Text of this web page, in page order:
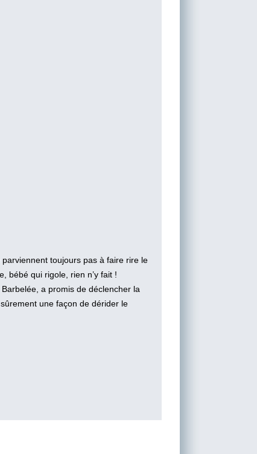
toujours pas à faire rire le
bébé qui rigole, rien n’y fait !
a promis de déclencher la
une façon de dérider le